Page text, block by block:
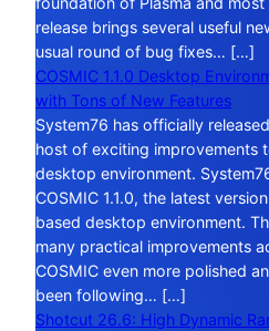
release brings several useful
usual round of bug fixes… […]
COSMIC 1.1.0 Desktop
with Tons of New Features
System76 has officially
host of exciting improvements
desktop environment.
COSMIC 1.1.0, the latest
based desktop environment.
many practical improvements
COSMIC even more polished
been following… […]
Shotcut 26.6: High Dynamic